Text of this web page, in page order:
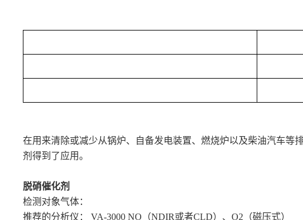
在用来清除或减少从锅炉、自备发电装置、燃烧炉以及柴油汽车等
剂得到了应用。
脱硝催化剂
检测对象气体：
推荐的分析仪： VA-3000 NO（NDIR或者CLD）、O2（磁压式）